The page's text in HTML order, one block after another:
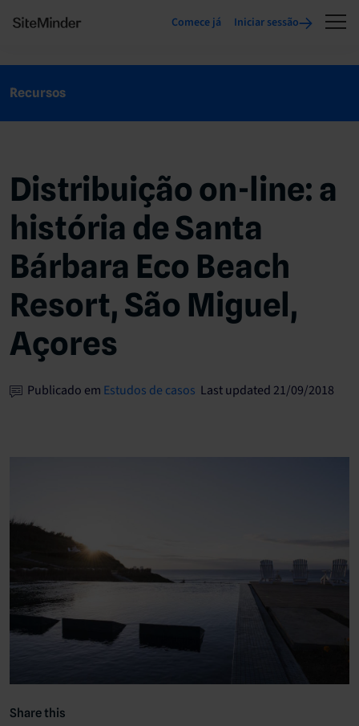
Comece já Iniciar sessão
Recursos
Distribuição on-line: a
história de Santa
Bárbara Eco Beach
Resort, São Miguel,
Açores
Publicado em Estudos de casos Last updated 21/09/2018
Share this